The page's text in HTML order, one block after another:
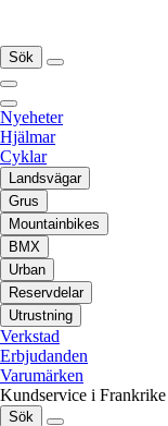
Sök
Nyeheter
Hjälmar
Cyklar
Landsvägar
Grus
Mountainbikes
BMX
Urban
Reservdelar
Utrustning
Verkstad
Erbjudanden
Varumärken
Kundservice i Frankrike
Sök